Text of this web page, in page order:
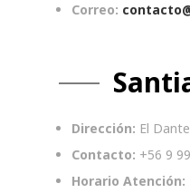
Correo:
Dirección: El
Contacto: +56 9
Horario Atención: